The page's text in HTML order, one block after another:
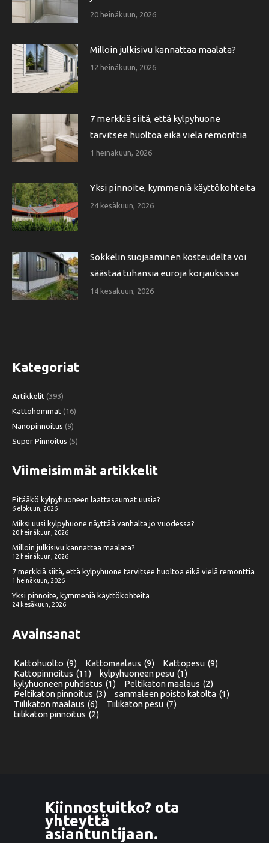
20 heinäkuun, 2026
Milloin julkisivu kannattaa maalata?
12 heinäkuun, 2026
7 merkkiä siitä, että kylpyhuone
tarvitsee huoltoa eikä vielä remonttia
1 heinäkuun, 2026
Yksi pinnoite, kymmeniä käyttökohteita
24 kesäkuun, 2026
Sokkelin suojaaminen kosteudelta voi
säästää tuhansia euroja korjauksissa
14 kesäkuun, 2026
Kategoriat
Artikkelit (393)
Kattohommat (16)
Nanopinnoitus (9)
Super Pinnoitus (5)
Viimeisimmät artikkelit
Pitääkö kylpyhuoneen laattasaumat uusia?
6 elokuun, 2026
Miksi uusi kylpyhuone näyttää vanhalta jo vuodessa?
20 heinäkuun, 2026
Milloin julkisivu kannattaa maalata?
12 heinäkuun, 2026
7 merkkiä siitä, että kylpyhuone tarvitsee huoltoa eikä vielä remonttia
1 heinäkuun, 2026
Yksi pinnoite, kymmeniä käyttökohteita
24 kesäkuun, 2026
Avainsanat
Kattohuolto (9) Kattomaalaus (9) Kattopesu (9)
Kattopinnoitus (11) kylpyhuoneen pesu (1)
kylyhuoneen puhdistus (1) Peltikaton maalaus (2)
Peltikaton pinnoitus (3) sammaleen poisto katolta (1)
Tiilikaton maalaus (6) Tiilikaton pesu (7)
tiilikaton pinnoitus (2)
Kiinnostuitko? ota
yhteyttä
asiantuntijaan.